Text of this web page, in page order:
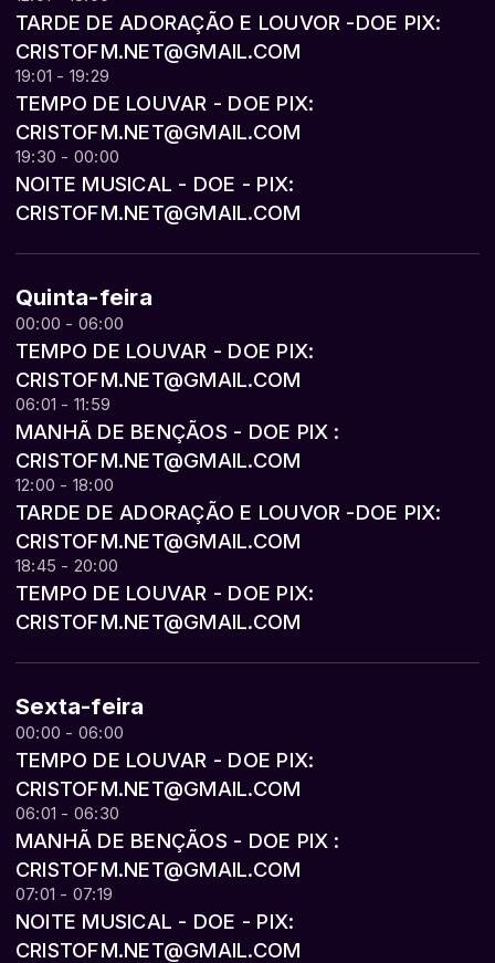
TARDE DE ADORAÇÃO E LOUVOR -DOE PIX:
CRISTOFM.NET@GMAIL.COM
19:01 - 19:29
TEMPO DE LOUVAR - DOE PIX:
CRISTOFM.NET@GMAIL.COM
19:30 - 00:00
NOITE MUSICAL - DOE - PIX:
CRISTOFM.NET@GMAIL.COM
Quinta-feira
00:00 - 06:00
TEMPO DE LOUVAR - DOE PIX:
CRISTOFM.NET@GMAIL.COM
06:01 - 11:59
MANHÃ DE BENÇÃOS - DOE PIX :
CRISTOFM.NET@GMAIL.COM
12:00 - 18:00
TARDE DE ADORAÇÃO E LOUVOR -DOE PIX:
CRISTOFM.NET@GMAIL.COM
18:45 - 20:00
TEMPO DE LOUVAR - DOE PIX:
CRISTOFM.NET@GMAIL.COM
Sexta-feira
00:00 - 06:00
TEMPO DE LOUVAR - DOE PIX:
CRISTOFM.NET@GMAIL.COM
06:01 - 06:30
MANHÃ DE BENÇÃOS - DOE PIX :
CRISTOFM.NET@GMAIL.COM
07:01 - 07:19
NOITE MUSICAL - DOE - PIX:
CRISTOFM.NET@GMAIL.COM